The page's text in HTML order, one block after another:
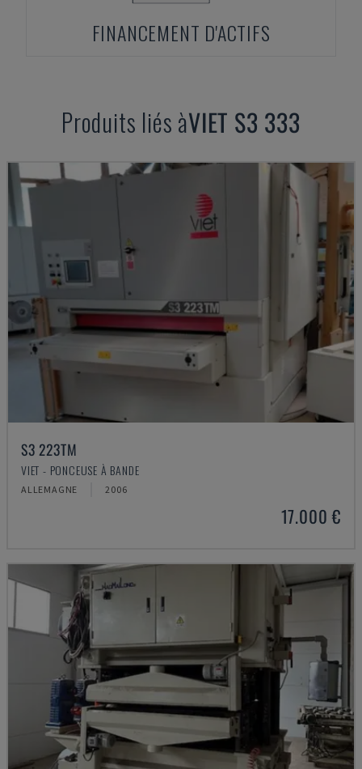
FINANCEMENT D'ACTIFS
Produits liés àVIET S3 333
S3 223TM
VIET - PONCEUSE À BANDE
ALLEMAGNE 2006
17.000 €